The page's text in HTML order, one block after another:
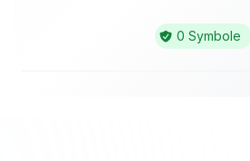
0 Symbole